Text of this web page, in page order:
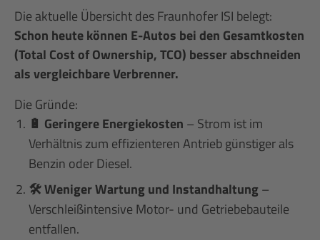
Die aktuelle Übersicht des Fraunhofer ISI belegt:
Schon heute können E-Autos bei den Gesamtkosten
(Total Cost of Ownership, TCO) besser abschneiden
als vergleichbare Verbrenner.
Die Gründe:
🔋 Geringere Energiekosten – Strom ist im
Verhältnis zum effizienteren Antrieb günstiger als
Benzin oder Diesel.
🛠️ Weniger Wartung und Instandhaltung –
Verschleißintensive Motor- und Getriebebauteile
entfallen.